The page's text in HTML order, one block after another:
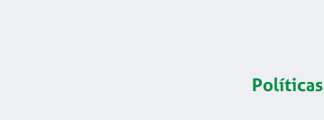
Políticas